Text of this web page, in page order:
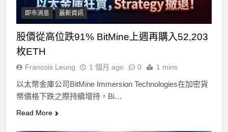
即市消息 最新資訊
股價從高位跌91% BitMine上週再購入52,203
枚ETH
Francois Leung 1 個月 ago 0 1 mins
以太幣金庫公司BitMine Immersion Technologies在加密貨
幣價格下跌之際持續增持，Bi…
Read More